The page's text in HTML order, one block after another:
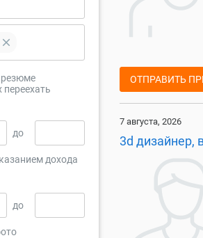
ОТПРАВИТЬ
7 августа, 2026
3d дизайнер,
close
до
дохода
до